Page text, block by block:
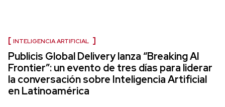
INTELIGENCIA ARTIFICIAL
Publicis Global Delivery lanza “Breaking AI
Frontier”: un evento de tres días para liderar
la conversación sobre Inteligencia Artificial
en Latinoamérica